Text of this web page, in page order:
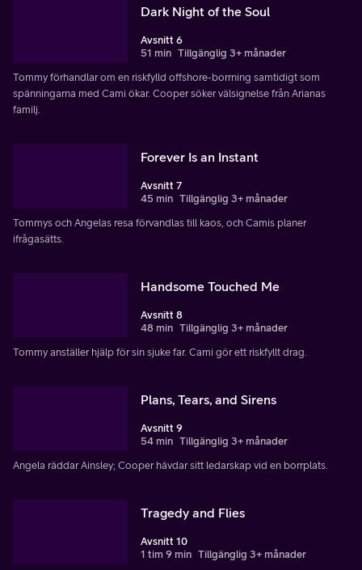
Dark Night of the Soul
Avsnitt 6
51 min Tillgänglig 3+ månader
Tommy förhandlar om en riskfylld offshore-borrning samtidigt som
spänningarna med Cami ökar. Cooper söker välsignelse från Arianas
familj.
Forever Is an Instant
Avsnitt 7
45 min Tillgänglig 3+ månader
Tommys och Angelas resa förvandlas till kaos, och Camis planer
ifrågasätts.
Handsome Touched Me
Avsnitt 8
48 min Tillgänglig 3+ månader
Tommy anställer hjälp för sin sjuke far. Cami gör ett riskfyllt drag.
Plans, Tears, and Sirens
Avsnitt 9
54 min Tillgänglig 3+ månader
Angela räddar Ainsley; Cooper hävdar sitt ledarskap vid en borrplats.
Tragedy and Flies
Avsnitt 10
1 tim 9 min Tillgänglig 3+ månader